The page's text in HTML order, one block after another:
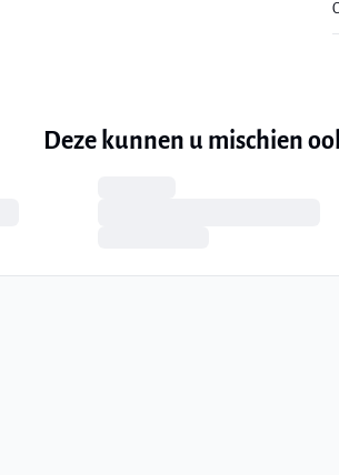
Deze kunnen u mischien